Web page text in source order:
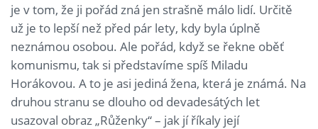
je v tom, že ji pořád zná jen strašně málo lidí. Určitě
už je to lepší než před pár lety, kdy byla úplně
neznámou osobou. Ale pořád, když se řekne oběť
komunismu, tak si představíme spíš Miladu
Horákovou. A to je asi jediná žena, která je známá. Na
druhou stranu se dlouho od devadesátých let
usazoval obraz „Růženky“ – jak jí říkaly její